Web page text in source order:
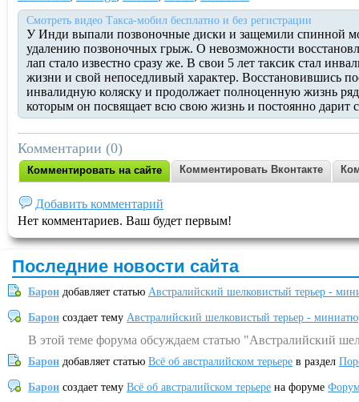
Смотреть видео Такса-мобил бесплатно и без регистрации
У Инди выпали позвоночные диски и защемили спинной
удалению позвоночных грыж. О невозможности
лап стало известно сразу же. В свои 5 лет таксик стал
жизни и свой непоседливый характер. Восстановившись
инвалидную коляску и продолжает полноценную жизнь
которым он посвящает всю свою жизнь и постоянно дарит
Комментарии (0)
Комментировать на сайте Комментировать Вконтакте
Добавить комментарий
Нет комментариев. Ваш будет первым!
Последние новости сайта
Барон добавляет статью Австралийский шелковистый терьер -
Барон создает тему Австралийский шелковистый терьер -
В этой теме форума обсуждаем статью "Австралийский
Барон добавляет статью Всё об австралийском терьере в раздел
Барон создает тему Всё об австралийском терьере на форуме